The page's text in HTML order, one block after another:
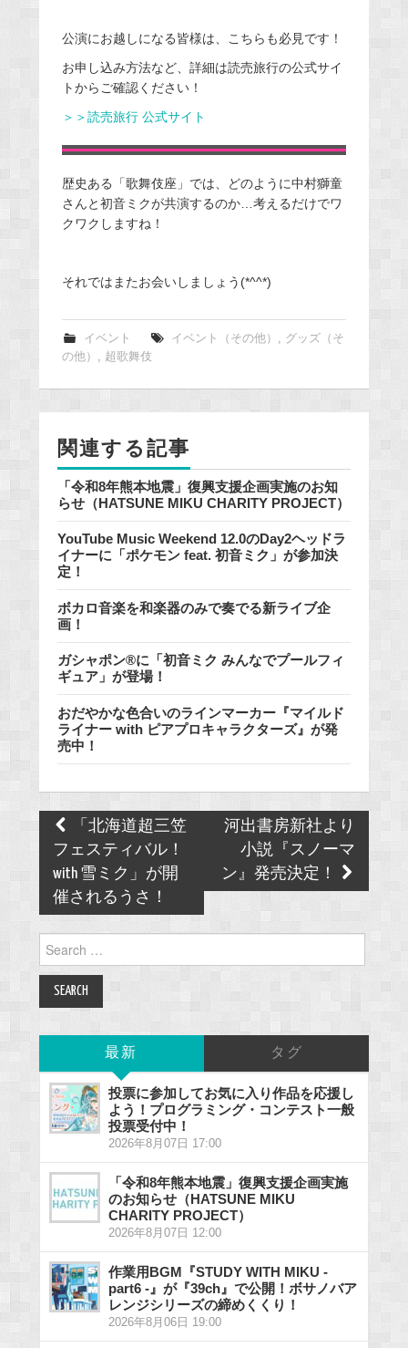
公演にお越しになる皆様は、こちらも必見です！
お申し込み方法など、詳細は読売旅行の公式サイ
トからご確認ください！
＞＞読売旅行 公式サイト
歴史ある「歌舞伎座」では、どのように中村獅童
さんと初音ミクが共演するのか…考えるだけでワ
クワクしますね！
それではまたお会いしましょう(*^^*)
イベント イベント（その他）
グッズ（そ
の他）
超歌舞伎
関連する記事
「令和8年熊本地震」復興支援企画実施のお知
らせ（HATSUNE MIKU CHARITY PROJECT）
YouTube Music Weekend 12.0のDay2ヘッドラ
イナーに「ポケモン feat. 初音ミク」が参加決
定！
ボカロ音楽を和楽器のみで奏でる新ライブ企
画！
ガシャポン®に「初音ミク みんなでプールフィ
ギュア」が登場！
おだやかな色合いのラインマーカー『マイルド
ライナー with ピアプロキャラクターズ』が発
売中！
Post
navigation
「北海道超三笠
フェスティバル！
with 雪ミク」が開
催されるうさ！
河出書房新社より
小説『スノーマ
ン』発売決定！
Search
for:
最新 タグ
投票に参加してお気に入り作品を応援し
よう！プログラミング・コンテスト一般
投票受付中！
2026年8月07日 17:00
「令和8年熊本地震」復興支援企画実施
のお知らせ（HATSUNE MIKU
CHARITY PROJECT）
2026年8月07日 12:00
作業用BGM『STUDY WITH MIKU -
part6 -』が『39ch』で公開！ボサノバア
レンジシリーズの締めくくり！
2026年8月06日 19:00